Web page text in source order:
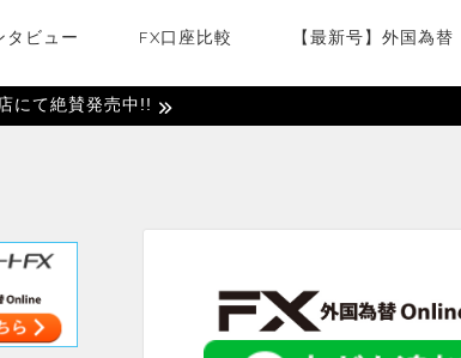
タビュー FX口座比較 【最新号】外国為替
にて絶賛発売中!!